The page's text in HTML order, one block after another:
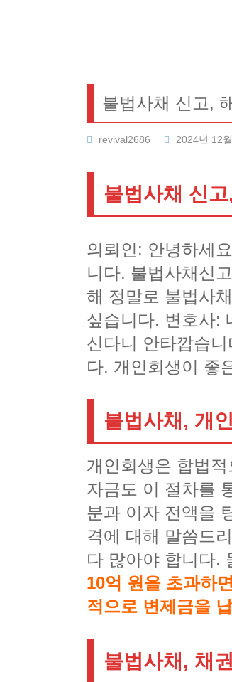
불법사채 신고,
revival2686 2024년 12
불법사채 신
의뢰인: 안녕하세
니다. 불법사채신
해 정말로 불법사
싶습니다. 변호사:
신다니 안타깝습
다. 개인회생이 좋
불법사채, 개
개인회생은 합법
자금도 이 절차를
분과 이자 전액을
격에 대해 말씀드
다 많아야 합니다.
10억 원을 초과하
적으로 변제금을
불법사채, 채